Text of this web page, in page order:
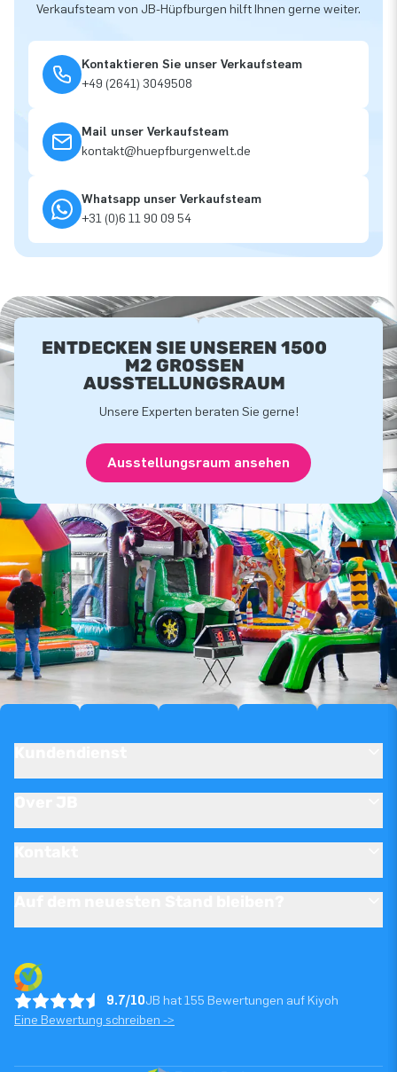
Verkaufsteam von JB-Hüpfburgen hilft Ihnen gerne weiter.
Kontaktieren Sie unser Verkaufsteam
+49 (2641) 3049508
Mail unser Verkaufsteam
kontakt@huepfburgenwelt.de
Whatsapp unser Verkaufsteam
+31 (0)6 11 90 09 54
ENTDECKEN SIE UNSEREN 1500
M2 GROSSEN A
USSTELLUNGSRAUM
Unsere Experten beraten Sie gerne!
Ausstellungsraum ansehen
9.7/10JB hat 155 Bewertungen auf Kiyoh
Eine Bewertung schreiben ->